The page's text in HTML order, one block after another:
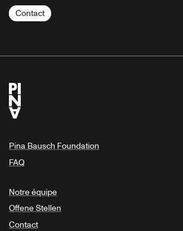
Contact
Pina Bausch Foundation
FAQ
Notre équipe
Offene Stellen
Contact